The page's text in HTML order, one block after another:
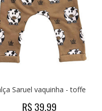
Saruel vaquinha - toffe
R$ 39,99